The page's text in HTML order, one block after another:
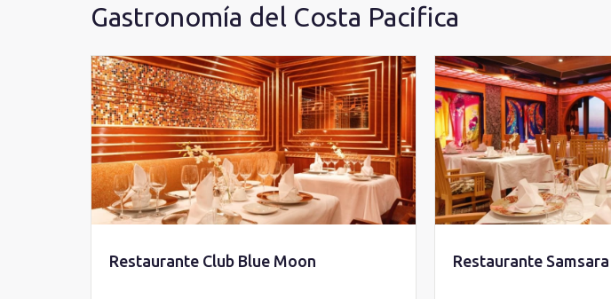
Gastronomía del Costa Pacifica
Restaurante Club Blue Moon Restaurante Samsara